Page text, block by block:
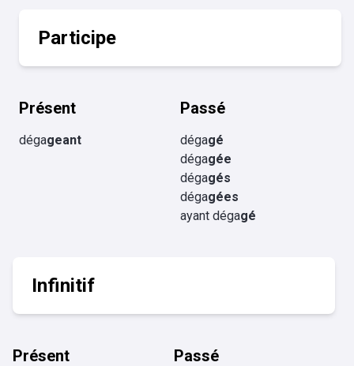
Participe
Présent
dégageant
Passé
dégagé
dégagée
dégagés
dégagées
ayant dégagé
Infinitif
Présent Passé